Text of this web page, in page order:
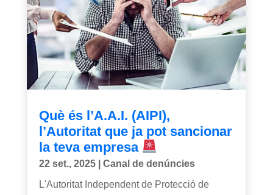
Què és l’A.A.I. (AIPI),
l’Autoritat que ja pot sancionar
la teva empresa
22 set., 2025| Canal de denúncies
L'Autoritat Independent de Protecció de